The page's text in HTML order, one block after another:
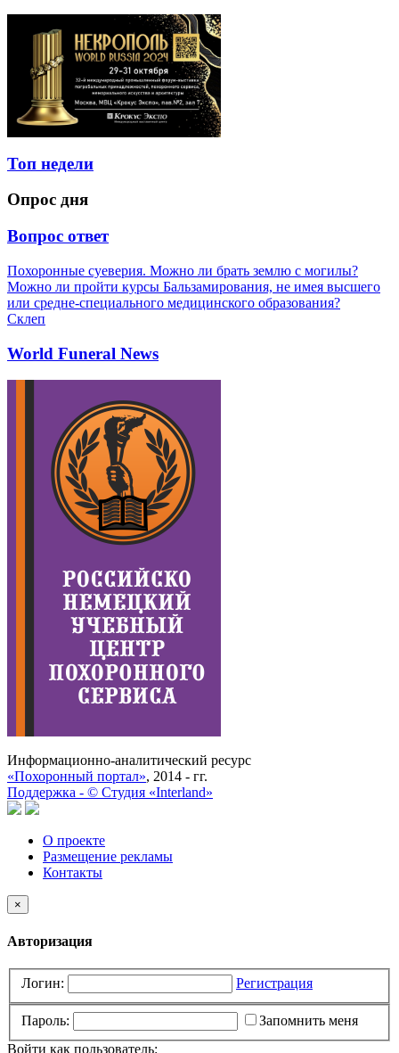
Топ недели
Опрос дня
Вопрос ответ
Похоронные суеверия. Можно ли брать землю с могилы?
Можно ли пройти курсы Бальзамирования, не имея высшего
или средне-специального медицинского образования?
Склеп
World Funeral News
Информационно-аналитический ресурс
«Похоронный портал», 2014 - гг.
Поддержка - © Cтудия «Interland»
О проекте
Размещение рекламы
Контакты
×
Авторизация
Логин: Регистрация
Пароль:
Запомнить меня
Войти как пользователь: